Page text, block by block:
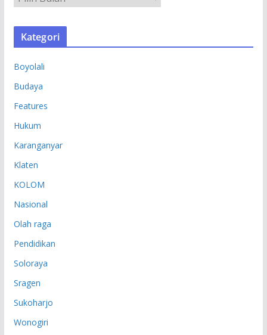
R
S
Kategori
Boyolali
Budaya
Features
Hukum
Karanganyar
Klaten
KOLOM
Nasional
Olah raga
Pendidikan
Soloraya
Sragen
Sukoharjo
Wonogiri